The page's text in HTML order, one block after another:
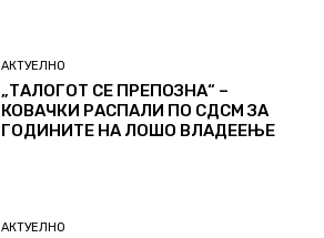
АКТУЕЛНО
„ТАЛОГОТ СЕ ПРЕПОЗНА“ –
КОВАЧКИ РАСПАЛИ ПО СДСМ ЗА
ГОДИНИТЕ НА ЛОШО ВЛАДЕЕЊЕ
АКТУЕЛНО